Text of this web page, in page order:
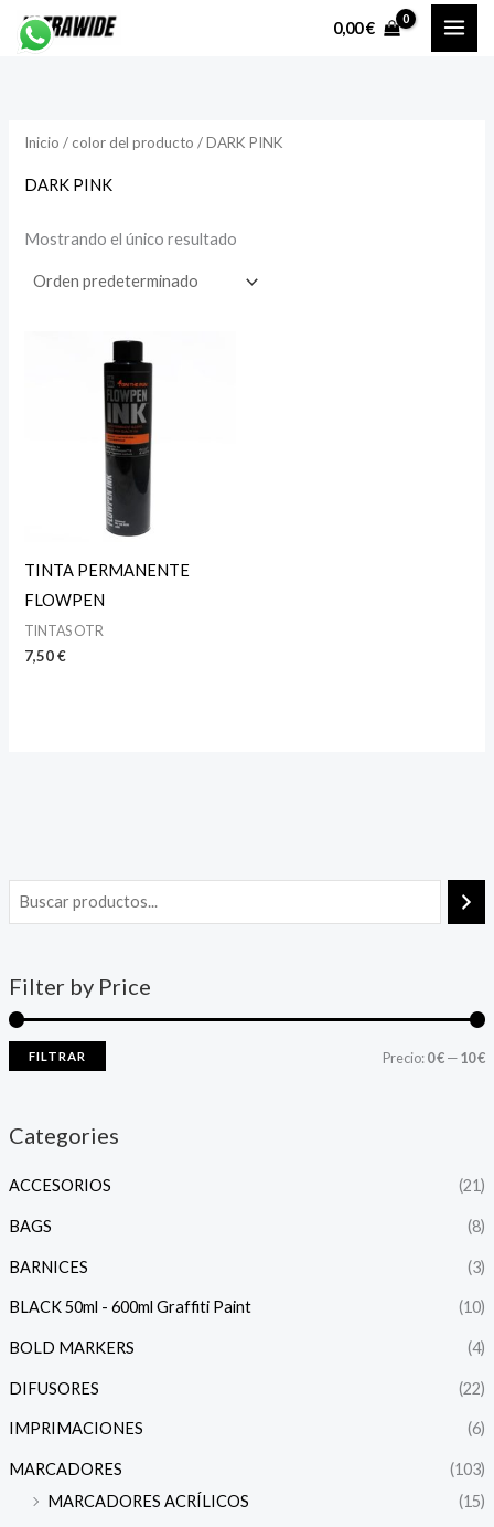
0,00€
Filter by Price
FILTRAR Precio:0 €—10 €
Categories
ACCESORIOS (21)
BAGS (8)
BARNICES (3)
BLACK 50ml - 600ml Graffiti Paint (10)
BOLD MARKERS (4)
DIFUSORES (22)
IMPRIMACIONES (6)
MARCADORES
(103)
MARCADORES ACRÍLICOS
(15)
Inicio / color del producto / DARK PINK
DARK PINK
Mostrando el único resultado
TINTA PERMANENTE
FLOWPEN
TINTAS OTR
7,50€